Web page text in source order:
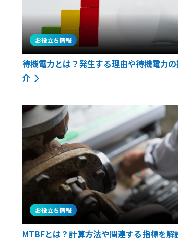
お役立ち情報
待機電力とは？発生する理由や待機電力
介
お役立ち情報
MTBFとは？計算方法や関連する指標を解